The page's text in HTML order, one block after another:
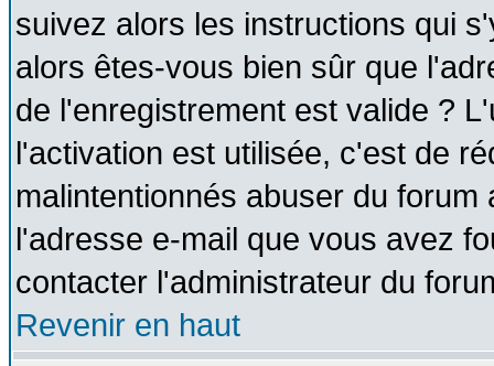
suivez alors les instructions qui
alors êtes-vous bien sûr que
de l'enregistrement est valide ?
l'activation est utilisée, c'est de
malintentionnés abuser du
l'adresse e-mail que vous avez
contacter l'administrateur du
Revenir en haut